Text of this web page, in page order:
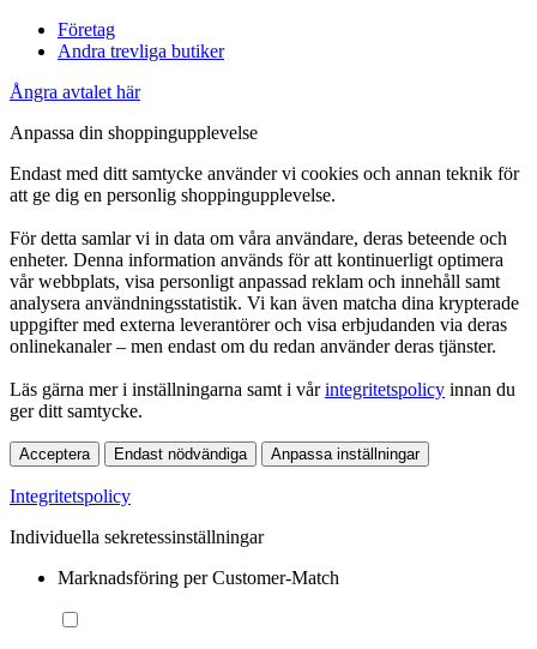
Företag
Andra trevliga butiker
Ångra avtalet här
Anpassa din shoppingupplevelse
Endast med ditt samtycke använder vi cookies och annan teknik för
att ge dig en personlig shoppingupplevelse.
För detta samlar vi in data om våra användare, deras beteende och
enheter. Denna information används för att kontinuerligt optimera
vår webbplats, visa personligt anpassad reklam och innehåll samt
analysera användningsstatistik. Vi kan även matcha dina krypterade
uppgifter med externa leverantörer och visa erbjudanden via deras
onlinekanaler – men endast om du redan använder deras tjänster.
Läs gärna mer i inställningarna samt i vårintegritetspolicy innan du
ger ditt samtycke.
Acceptera Endast nödvändiga Anpassa inställningar
Integritetspolicy
Individuella sekretessinställningar
Marknadsföring per Customer-Match